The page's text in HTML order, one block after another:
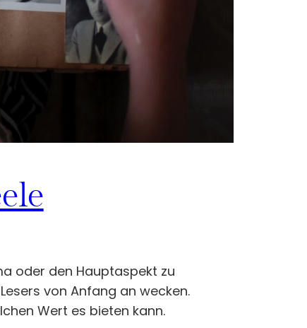
oder den Hauptaspekt zu
von Anfang an wecken.
Wert es bieten kann.